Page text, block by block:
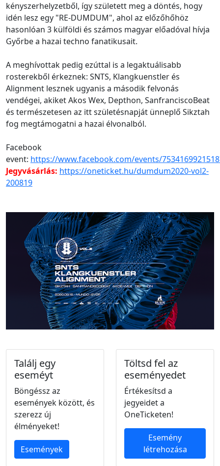
kényszerhelyzetből, így született meg a döntés, hogy
idén lesz egy "RE-DUMDUM", ahol az előzőhőhöz
hasonlóan 3 külföldi és számos magyar előadóval hívja
Győrbe a hazai techno fanatikusait.
A meghívottak pedig ezúttal is a legaktuálisabb
rosterekből érkeznek: SNTS, Klangkuenstler és
Alignment lesznek ugyanis a második felvonás
vendégei, akiket Akos Wex, Depthon, SanfranciscoBeat
és természetesen az itt születésnapját ünneplő Sikztah
fog megtámogatni a hazai élvonalból.
Facebook
event: https://www.facebook.com/events/
Jegyvásárlás: https://oneticket.hu/dumdum2020-vol2-
200819
Találj egy
eseméyt
Böngéssz az
események között, és
szerezz új
élményeket!
Események
Töltsd fel az
eseményedet
Értékesítsd a
jegyeidet a
OneTicketen!
Esemény
létrehozása